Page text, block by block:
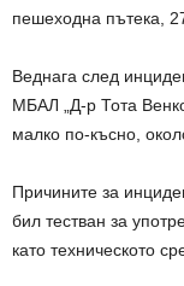
пешеходна пътека,
Веднага след
МБАЛ „Д-р Тота
малко по-късно,
Причините за
бил тестван за
като техническото